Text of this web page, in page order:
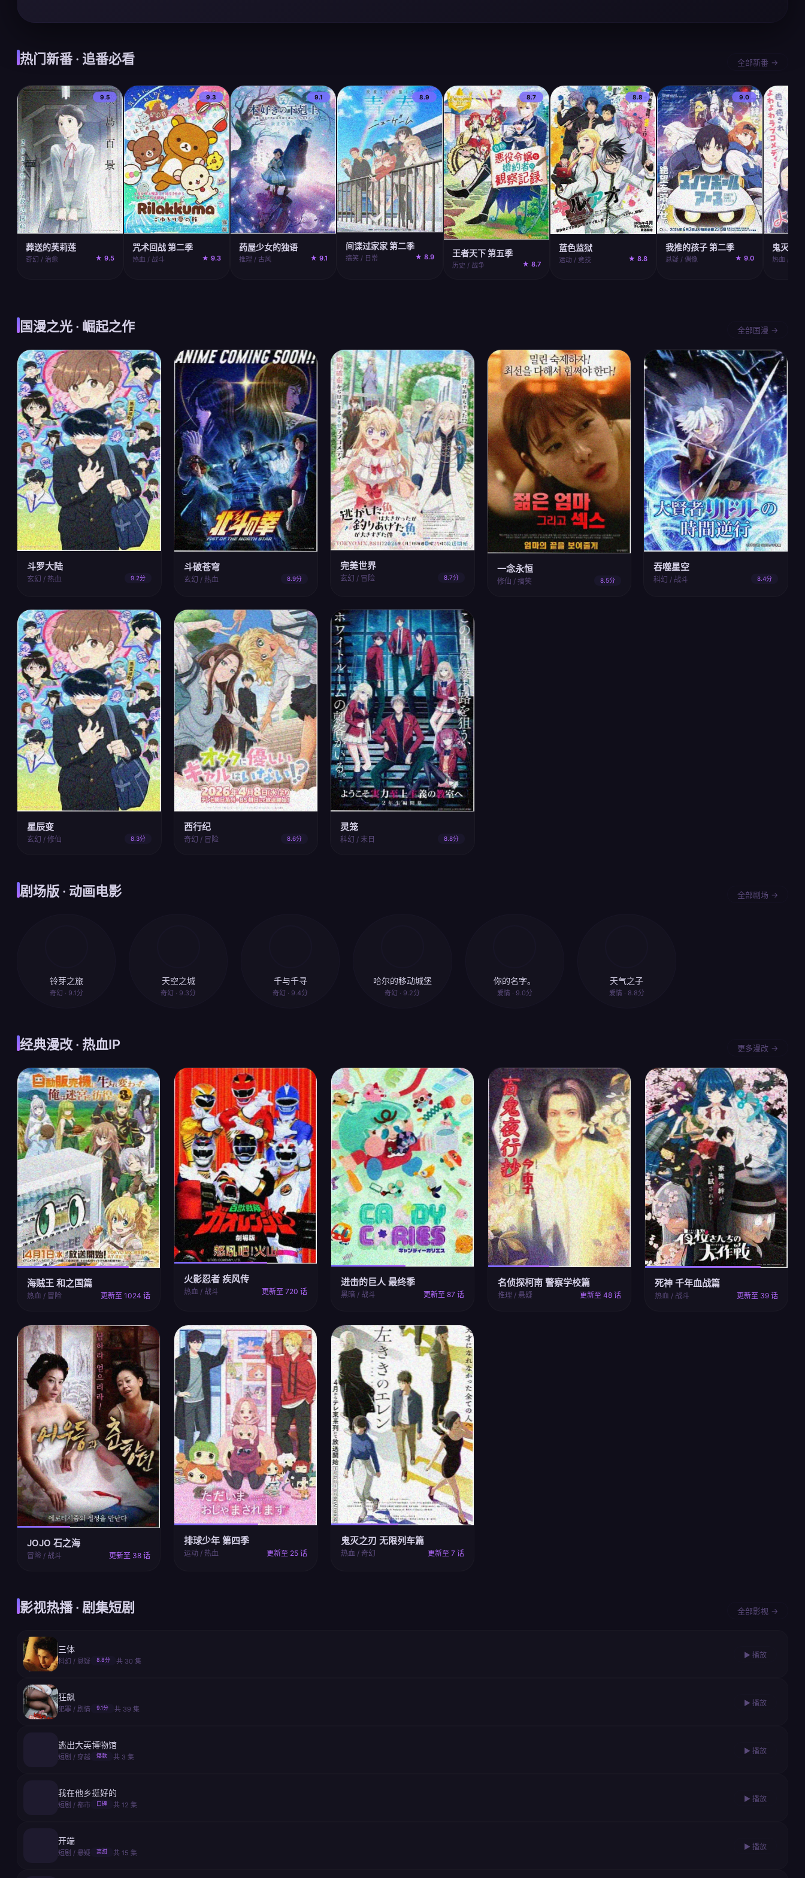
热门新番 · 追番必看 全部新番 →
9.5
葬送的芙莉莲
奇幻 / 治愈 ★ 9.5
9.3
咒术回战 第二季
热血 / 战斗 ★ 9.3
9.1
药屋少女的独语
推理 / 古风 ★ 9.1
8.9
间谍过家家 第二季
搞笑 / 日常 ★ 8.9
8.7
王者天下 第五季
历史 / 战争 ★ 8.7
8.8
蓝色监狱
运动 / 竞技 ★ 8.8
9.0
我推的孩子 第二季
悬疑 / 偶像 ★ 9.0
鬼灭之
热血 / 奇幻
国漫之光 · 崛起之作 全部国漫 →
斗罗大陆
玄幻 / 热血 9.2分
斗破苍穹
玄幻 / 热血 8.9分
完美世界
玄幻 / 冒险 8.7分
一念永恒
修仙 / 搞笑 8.5分
吞噬星空
科幻 / 战斗 8.4分
星辰变
玄幻 / 修仙 8.3分
西行纪
奇幻 / 冒险 8.6分
灵笼
科幻 / 末日 8.8分
剧场版 · 动画电影 全部剧场 →
铃芽之旅
奇幻 · 9.1分
天空之城
奇幻 · 9.3分
千与千寻
奇幻 · 9.4分
哈尔的移动城堡
奇幻 · 9.2分
你的名字。
爱情 · 9.0分
天气之子
爱情 · 8.8分
经典漫改 · 热血IP 更多漫改 →
海贼王 和之国篇
热血 / 冒险 更新至 1024 话
火影忍者 疾风传
热血 / 战斗 更新至 720 话
进击的巨人 最终季
黑暗 / 战斗 更新至 87 话
名侦探柯南 警察学校篇
推理 / 悬疑 更新至 48 话
死神 千年血战篇
热血 / 战斗 更新至 39 话
JOJO 石之海
冒险 / 战斗 更新至 38 话
排球少年 第四季
运动 / 热血 更新至 25 话
鬼灭之刃 无限列车篇
热血 / 奇幻 更新至 7 话
影视热播 · 剧集短剧 全部影视 →
三体
科幻 / 悬疑 8.8分 共 30 集
▶ 播放
狂飙
犯罪 / 剧情 9.1分 共 39 集
▶ 播放
逃出大英博物馆
短剧 / 穿越 爆款 共 3 集
▶ 播放
我在他乡挺好的
短剧 / 都市 口碑 共 12 集
▶ 播放
开端
短剧 / 悬疑 高甜 共 15 集
▶ 播放